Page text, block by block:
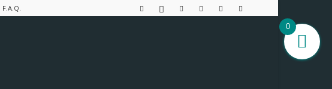
F.A.Q.
0